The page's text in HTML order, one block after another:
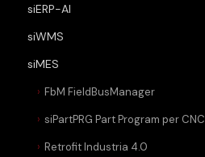
siERP-AI
siWMS
siMES
FbM FieldBusManager
siPartPRG Part Program per CNC
Retrofit Industria 4.0